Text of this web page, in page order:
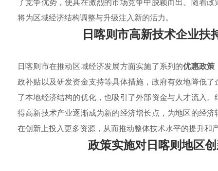
将为区域经济结构调整与升级注入新的活力。
日喀则市高新技术企业扶
日喀则市在推动区域经济发展方面实施了系列的优惠政策
政补贴以及研发资金支持等具体措施，政府有效地降低
了本地经济结构的优化，也吸引了外部资金与人才流入
得高新技术产业逐渐成为新的经济增长点，为地区的经
在创新上投入更多资源，从而推动整体技术水平的提升和
政策实施对日喀则地区